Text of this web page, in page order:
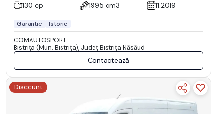
130 cp
1995 cm3 11.2019
Garantie Istoric
COMAUTOSPORT
Bistriţa (Mun. Bistriţa), Județ Bistriţa Năsăud
Contactează
Discount